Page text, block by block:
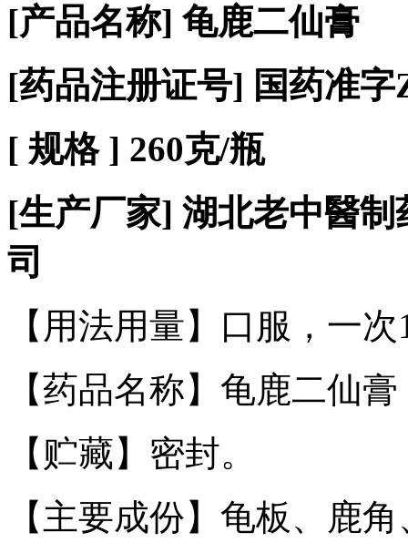
[产品名称] 龟鹿二仙膏
[药品注册证号] 国药准字
[ 规格] 260克/瓶
[生产厂家] 湖北老中醫制
司
【用法用量】 口服，一次
【药品名称】龟鹿二仙膏
【贮藏】 密封。
【主要成份】 龟板、鹿